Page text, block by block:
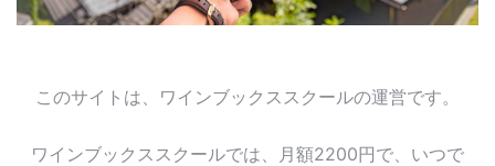
このサイトは、ワインブックススクールの運営です。
ワインブックススクールでは、月額2200円で、いつで